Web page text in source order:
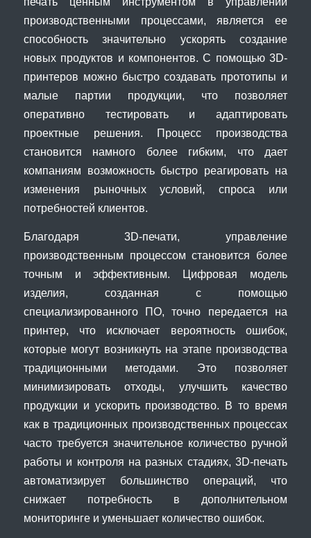
производственными процессами, является ее
способность значительно ускорять создание
новых продуктов и компонентов. С помощью 3D-
принтеров можно быстро создавать прототипы и
малые партии продукции, что позволяет
оперативно тестировать и адаптировать
проектные решения. Процесс производства
становится намного более гибким, что дает
компаниям возможность быстро реагировать на
изменения рыночных условий, спроса или
потребностей клиентов.
Благодаря 3D-печати, управление
производственным процессом становится более
точным и эффективным. Цифровая модель
изделия, созданная с помощью
специализированного ПО, точно передается на
принтер, что исключает вероятность ошибок,
которые могут возникнуть на этапе производства
традиционными методами. Это позволяет
минимизировать отходы, улучшить качество
продукции и ускорить производство. В то время
как в традиционных производственных процессах
часто требуется значительное количество ручной
работы и контроля на разных стадиях, 3D-печать
автоматизирует большинство операций, что
снижает потребность в дополнительном
мониторинге и уменьшает количество ошибок.